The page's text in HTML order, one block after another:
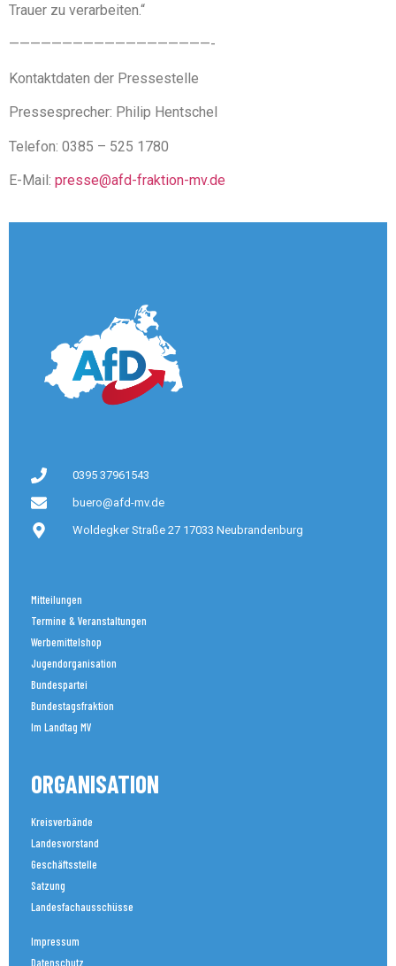
Trauer zu verarbeiten.“
———————————————————-
Kontaktdaten der Pressestelle
Pressesprecher: Philip Hentschel
Telefon: 0385 – 525 1780
E-Mail: presse@afd-fraktion-mv.de
0395 37961543
buero@afd-mv.de
Woldegker Straße 27 17033 Neubrandenburg
Mitteilungen
Termine & Veranstaltungen
Werbemittelshop
Jugendorganisation
Bundespartei
Bundestagsfraktion
Im Landtag MV
ORGANISATION
Kreisverbände
Landesvorstand
Geschäftsstelle
Satzung
Landesfachausschüsse
Impressum
Datenschutz